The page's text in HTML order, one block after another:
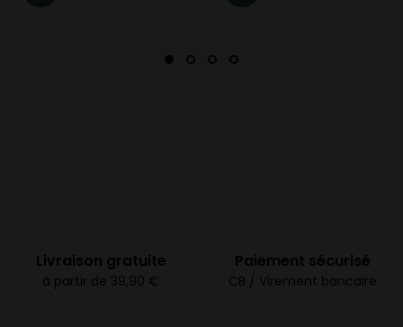
Livraison gratuite
à partir de 39,90 €
Paiement sécurisé
CB / Virement bancaire